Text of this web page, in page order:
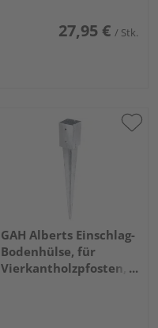
27,95 € / Stk.
GAH Alberts Einschlag-
Bodenhülse, für
Vierkantholzpfosten,